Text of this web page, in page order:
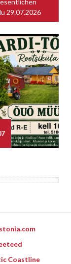
29.07.2026
Coastline